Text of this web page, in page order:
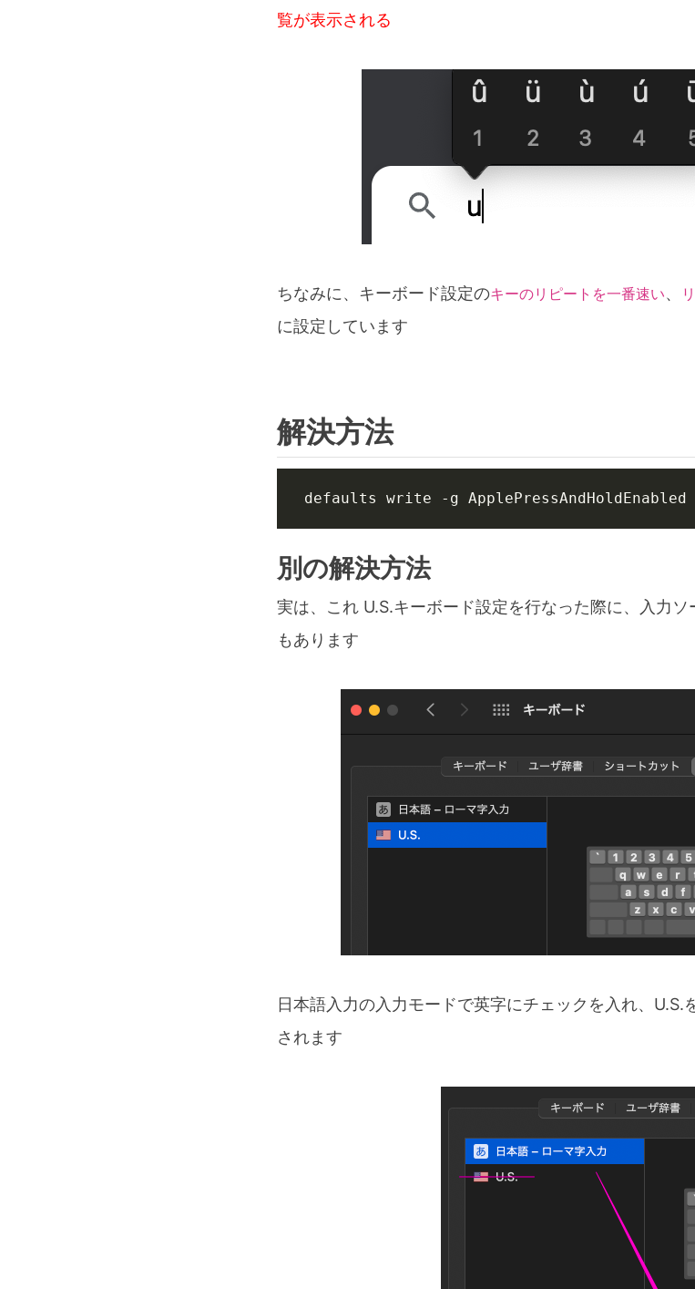
覧が表示される
ちなみに、キーボード設定のキーのリピートを一番速い、
に設定しています
解決方法
defaults write -g
別の解決方法
実は、これ U.S.キーボード設定を行なった際に、入力ソ
もあります
日本語入力の入力モードで英字にチェックを入れ、U.S.
されます